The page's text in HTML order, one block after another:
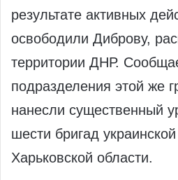
результате активных
освободили Диброву,
территории ДНР.
подразделения этой же
нанесли существенный
шести бригад
Харьковской области.